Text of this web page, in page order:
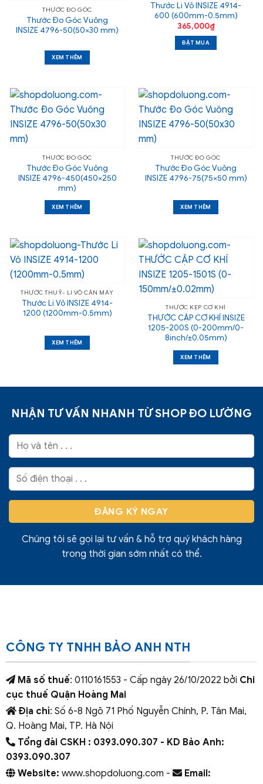
THƯỚC ĐO GÓC
Thước Đo Góc Vuông
INSIZE 4796-50(50×30 mm)
XEM THÊM
Thước Li Vô INSIZE 4914-
600 (600mm-0.5mm)
365,000₫
ĐẶT MUA
THƯỚC ĐO GÓC
Thước Đo Góc Vuông
INSIZE 4796-450(450×250
mm)
XEM THÊM
THƯỚC ĐO GÓC
Thước Đo Góc Vuông
INSIZE 4796-75(75×50 mm)
XEM THÊM
THƯỚC THUỶ- LI VÔ CÂN MÁY
Thước Li Vô INSIZE 4914-
1200 (1200mm-0.5mm)
XEM THÊM
THƯỚC KẸP CƠ KHÍ
THƯỚC CẶP CƠ KHÍ INSIZE
1205-200S (0-200mm/0-
8inch/±0.05mm)
XEM THÊM
NHẬN TƯ VẤN NHANH TỪ SHOP ĐO LƯỜNG
Chúng tôi sẽ gọi lại tư vấn & hỗ trợ quý khách hàng
trong thời gian sớm nhất có thể.
CÔNG TY TNHH BẢO ANH NTH
Mã số thuế: 0110161553 - Cấp ngày 26/10/2022 bởi Chi
cục thuế Quận Hoàng Mai
Địa chỉ: Số 6-8 Ngõ 71 Phố Nguyễn Chính, P. Tân Mai,
Q. Hoàng Mai, TP. Hà Nội
Tổng đài CSKH : 0393.090.307 - KD Bảo Anh:
0393.090.307
Website: www.shopdoluong.com -
Email: